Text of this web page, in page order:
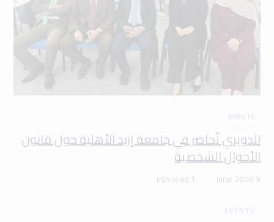
EVENTS
الدويري تُحاضر في جامعة إربد الأهلية حول قانون
الأحوال الشخصية
9 June 2026
1 min read
EVENTS